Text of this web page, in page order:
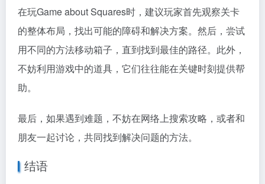
在玩Game about Squares时，建议玩家首先观察关卡
的整体布局，找出可能的障碍和解决方案。然后，尝试
用不同的方法移动箱子，直到找到最佳的路径。此外，
不妨利用游戏中的道具，它们往往能在关键时刻提供帮
助。
最后，如果遇到难题，不妨在网络上搜索攻略，或者和
朋友一起讨论，共同找到解决问题的方法。
结语